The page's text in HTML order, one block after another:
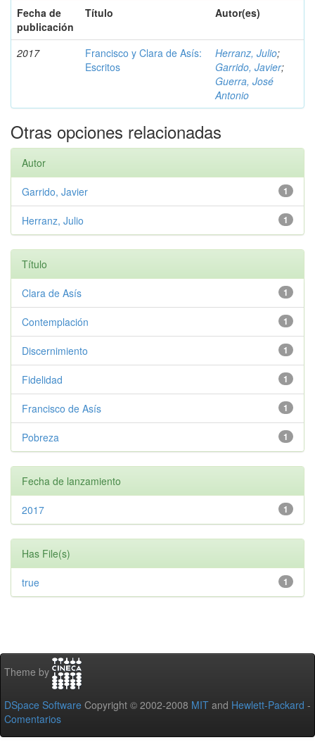
Fecha de
publicación
Título Autor(es)
2017
Francisco y Clara de Asís:
Escritos
Herranz, Julio;
Garrido, Javier;
Guerra, José
Antonio
Otras opciones relacionadas
Autor
1
Garrido, Javier
1
Herranz, Julio
Título
1
Clara de Asís
1
Contemplación
1
Discernimiento
1
Fidelidad
1
Francisco de Asís
1
Pobreza
Fecha de lanzamiento
1
2017
Has File(s)
1
true
Theme by
DSpace Software Copyright © 2002-2008 MIT and Hewlett-Packard -
Comentarios